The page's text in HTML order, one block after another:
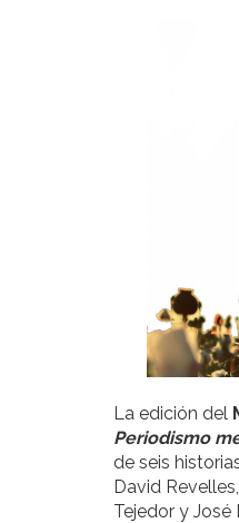
La edición del
Periodismo
de seis
David
Tejedor y José